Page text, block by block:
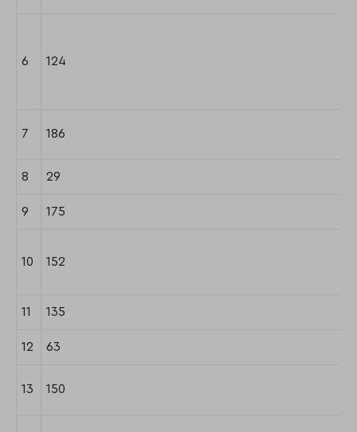
6 124
7 186
8 29
9 175
10 152
11 135
12 63
13 150